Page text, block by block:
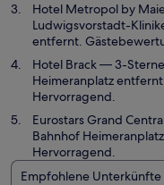
Hotel Metropol by
Ludwigsvorstadt-
entfernt.
Hotel Brack— 3-
Heimeranplatz
Hervorragend.
Eurostars Grand
Bahnhof
Hervorragend.
Empfohlene Unterkünfte